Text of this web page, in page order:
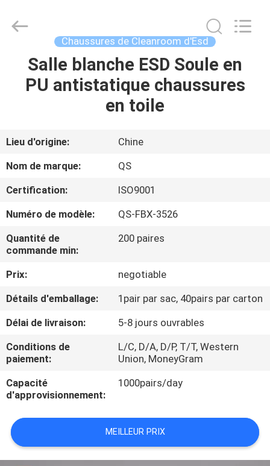
MAISON
AU
SUJET
DE
VISITE
CONTRÔLE
DE
QUALITÉ
CONTACTEZ-
NOUS
NOUVELLES
Clean
Technology
Chaussures de Cleanroom d'Esd
Salle blanche ESD Soule en
PU antistatique chaussures
en toile
Lieu d'origine:
Chine
Nom de marque:
QS
Certification:
ISO9001
Numéro de modèle:
QS-FBX-3526
Quantité de
commande min:
200 paires
Prix:
negotiable
Détails d'emballage:
1pair par sac, 40pairs par carton
Délai de livraison:
5-8 jours ouvrables
Conditions de
paiement:
L/C, D/A, D/P, T/T, Western
Union, MoneyGram
Capacité
d'approvisionnement:
1000pairs/day
MEILLEUR PRIX